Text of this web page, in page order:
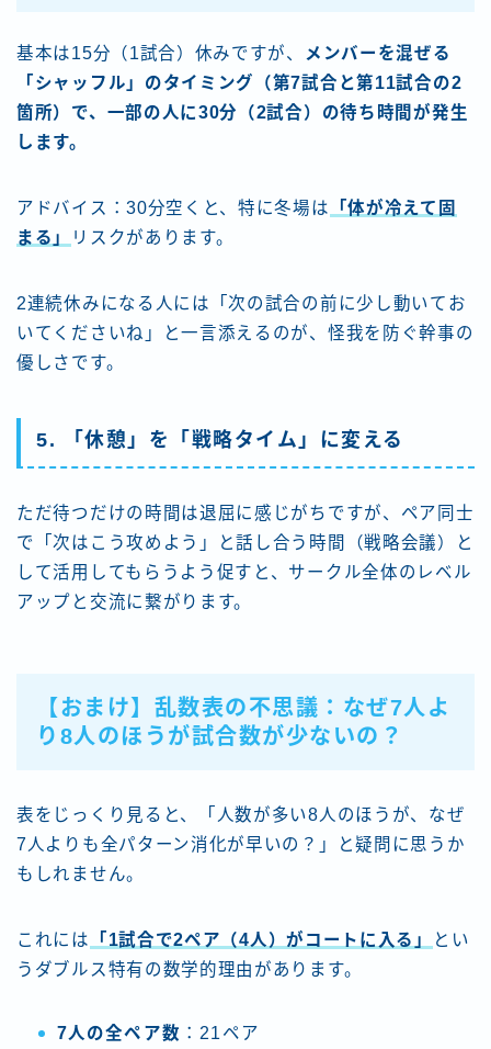
基本は15分（1試合）休みですが、
メンバーを混ぜる
「シャッフル」のタイミング（第7試合と第11試合の2
箇所）で、一部の人に30分（2試合）の待ち時間が発生
します。
アドバイス：30分空くと、特に冬場は 「体が冷えて固
まる」
リスクがあります。
2連続休みになる人には「次の試合の前に少し動いてお
いてくださいね」と一言添えるのが、怪我を防ぐ幹事の
優しさです。
5. 「休憩」を「戦略タイム」に変える
ただ待つだけの時間は退屈に感じがちですが、ペア同士
で「次はこう攻めよう」と話し合う時間（戦略会議）と
して活用してもらうよう促すと、サークル全体のレベル
アップと交流に繋がります。
【おまけ】乱数表の不思議：なぜ7人よ
り8人のほうが試合数が少ないの？
表をじっくり見ると、「人数が多い8人のほうが、なぜ
7人よりも全パターン消化が早いの？」と疑問に思うか
もしれません。
これには 「1試合で2ペア（4人）がコートに入る」
とい
うダブルス特有の数学的理由があります。
7人の全ペア数 ：21ペア